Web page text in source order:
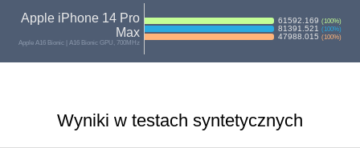
Apple iPhone 14 Pro
Max
Apple A16 Bionic | A16 Bionic GPU, 700MHz
61592.169 (100%)
81391.521 (100%)
47988.015 (100%)
Wyniki w testach syntetycznych